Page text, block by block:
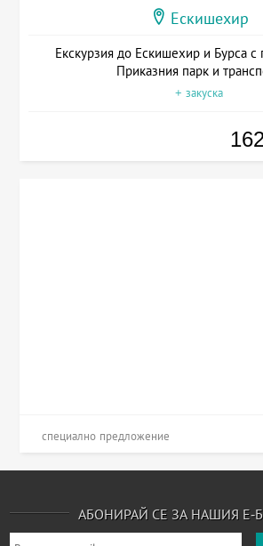
Ескишехир
Екскурзия до Ескишехир и Бурса
Приказния парк и
+ закуска
специално предложение
АБОНИРАЙ СЕ ЗА НАШИЯ Е-